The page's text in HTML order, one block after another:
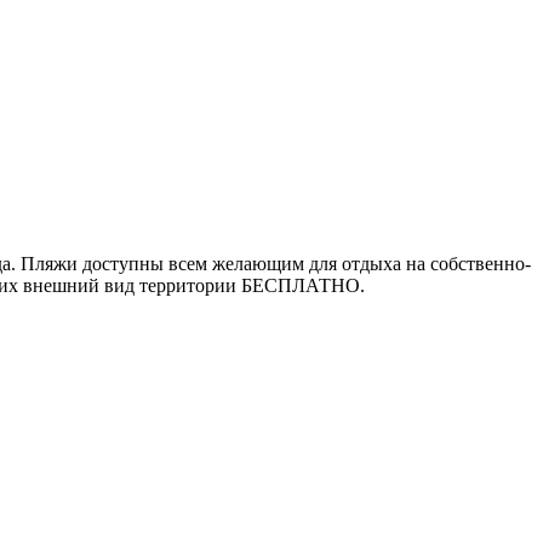
Пляжи доступны всем желающим для отдыха на собственно-
внешний вид территории БЕСПЛАТНО.